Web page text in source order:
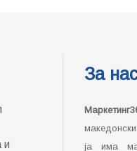
и
За нас
ја има